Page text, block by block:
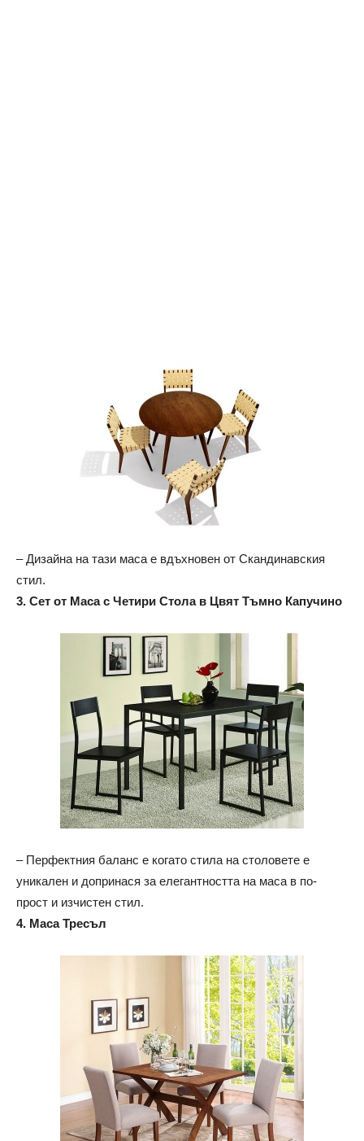
– Дизайна на тази маса е вдъхновен от Скандинавския
стил.
3. Сет от Маса с Четири Стола в Цвят Тъмно Капучино
– Перфектния баланс е когато стила на столовете е
уникален и допринася за елегантността на маса в по-
прост и изчистен стил.
4. Маса Тресъл